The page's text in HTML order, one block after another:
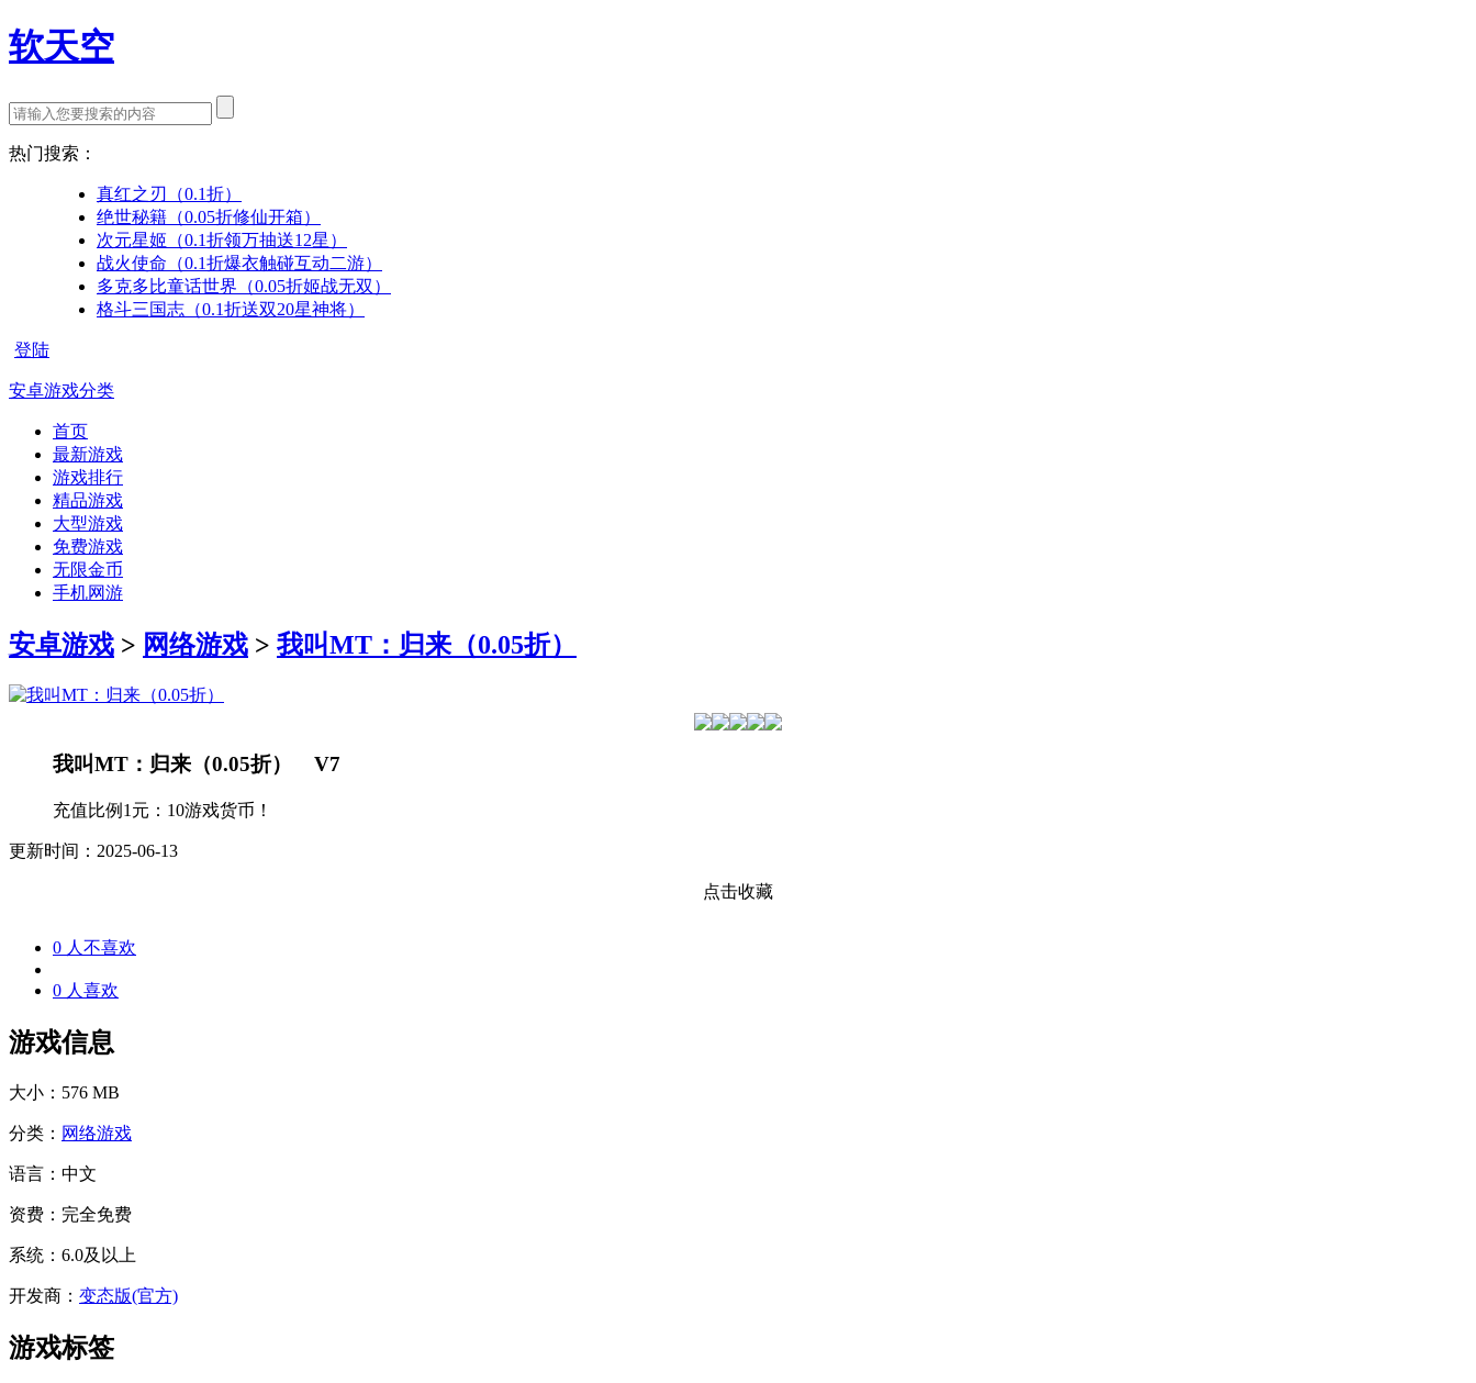
软天空
热门搜索：
真红之刃（0.1折）
绝世秘籍（0.05折修仙开箱）
次元星姬（0.1折领万抽送12星）
战火使命（0.1折爆衣触碰互动二游）
多克多比童话世界（0.05折姬战无双）
格斗三国志（0.1折送双20星神将）
登陆
安卓游戏分类
首页
最新游戏
游戏排行
精品游戏
大型游戏
免费游戏
无限金币
手机网游
安卓游戏 > 网络游戏 > 我叫MT：归来（0.05折）
我叫MT：归来（0.05折） V7
充值比例1元：10游戏货币！
更新时间：2025-06-13
点击收藏
0 人不喜欢
0 人喜欢
游戏信息
大小： 576 MB
分类： 网络游戏
语言： 中文
资费： 完全免费
系统： 6.0及以上
开发商： 变态版(官方)
游戏标签